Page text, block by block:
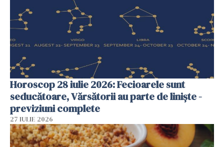
Horoscop 28 iulie 2026: Fecioarele sunt
seducătoare, Vărsătorii au parte de liniște -
previziuni complete
27 IULIE 2026